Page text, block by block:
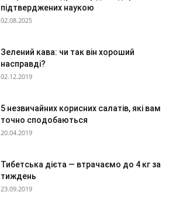
підтверджених наукою
02.08.2025
Зелений кава: чи так він хороший
насправді?
02.12.2019
5 незвичайних корисних салатів, які вам
точно сподобаються
20.04.2019
Тибетська дієта — втрачаємо до 4 кг за
тиждень
23.09.2019